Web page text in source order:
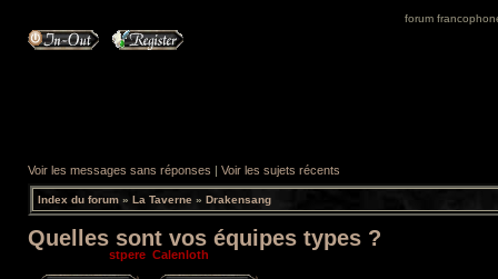
forum
Voir les messages sans réponses | Voir les sujets récents
Index du forum » La Taverne » Drakensang
Quelles sont vos équipes types ?
Modérateurs: stpere Calenloth